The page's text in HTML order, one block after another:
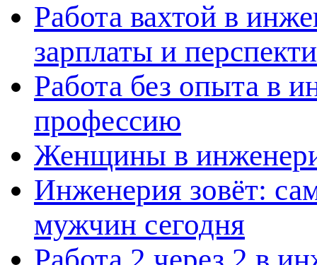
Работа вахтой в
зарплаты и
Работа без опыта в
профессию
Женщины в
Инженерия зовёт:
мужчин сегодня